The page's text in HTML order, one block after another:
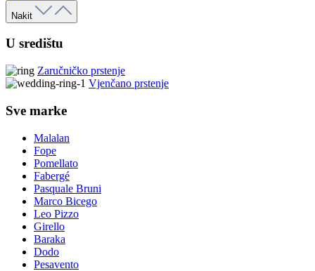
Nakit
U središtu
Zaručničko prstenje
Vjenčano prstenje
Sve marke
Malalan
Fope
Pomellato
Fabergé
Pasquale Bruni
Marco Bicego
Leo Pizzo
Girello
Baraka
Dodo
Pesavento